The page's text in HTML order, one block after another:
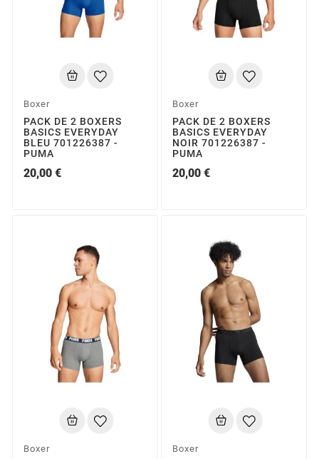
Boxer
PACK DE 2 BOXERS
BASICS EVERYDAY
BLEU 701226387 -
PUMA
20,00 €
Boxer
PACK DE 2 BOXERS
BASICS EVERYDAY
NOIR 701226387 -
PUMA
20,00 €
Boxer Boxer